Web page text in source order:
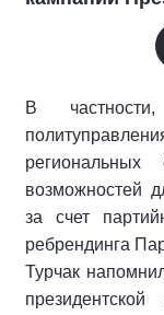
В
возможностей
за счет
ребрендинга
Турчак